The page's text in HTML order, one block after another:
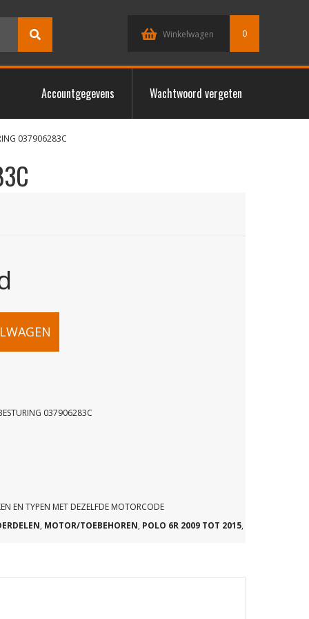
Winkelwagen 0
Accountgegevens Wachtwoord vergeten
037906283C
037906283C
EN TYPEN MET DEZELFDE MOTORCODE
, MOTOR/TOEBEHOREN, POLO 6R 2009 TOT 2015,